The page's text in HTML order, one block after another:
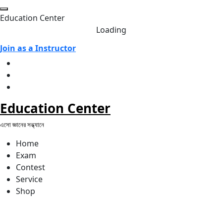
Skip
to
Education Center
Loading
Join as a Instructor
Education Center
এসো জ্ঞানের সন্ধ্যানে
Home
Exam
Contest
Service
Shop